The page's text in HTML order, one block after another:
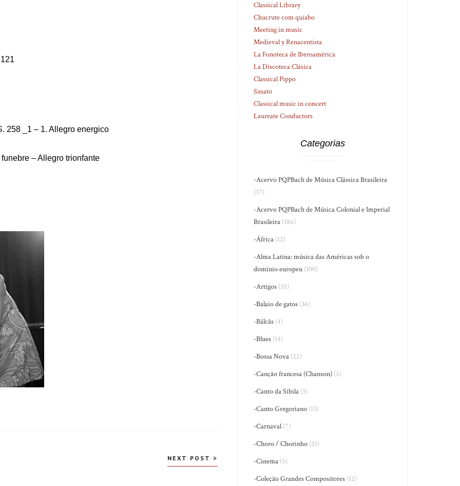
258 _1 – 1. Allegro energico
– Allegro trionfante
NEXT POST
Classical Library
Chucrute com quiabo
Meeting in music
Medieval y Renacentista
La Fonoteca de Iberoamérica
La Discoteca Clásica
Classical Pippo
Susato
Classical music in concert
Laureate Conductors
Categorias
-Acervo PQPBach de Música Clássica Brasileira
(37)
-Acervo PQPBach de Música Colonial e Imperial
Brasileira (186)
-África (12)
-Alma Latina: música das Américas sob o
domínio europeu (100)
-Artigos (35)
-Balaio de gatos (36)
-Bálcãs (4)
-Blues (14)
-Bossa Nova (22)
-Canção francesa (Chanson) (5)
-Canto da Sibila (3)
-Canto Gregoriano (13)
-Carnaval (7)
-Choro / Chorinho (21)
-Cinema (5)
-Coleção Grandes Compositores (12)